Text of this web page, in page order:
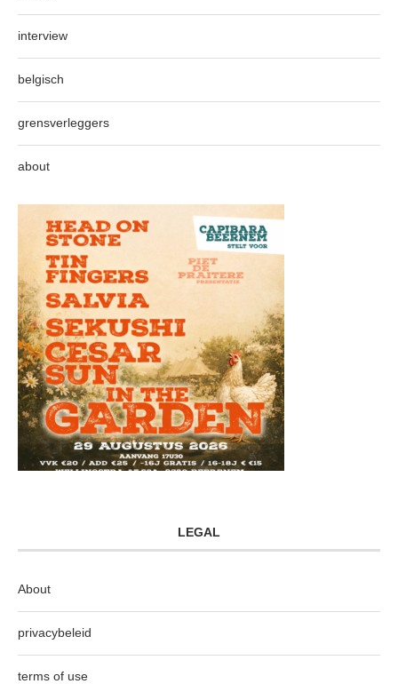
interview
belgisch
grensverleggers
about
LEGAL
About
privacybeleid
terms of use